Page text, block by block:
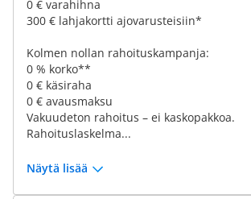
0 € varahihna
300 € lahjakortti ajovarusteisiin*
Kolmen nollan rahoituskampanja:
0 % korko**
0 € käsiraha
0 € avausmaksu
Vakuudeton rahoitus – ei kaskopakkoa.
Rahoituslaskelma...
Näytä lisää